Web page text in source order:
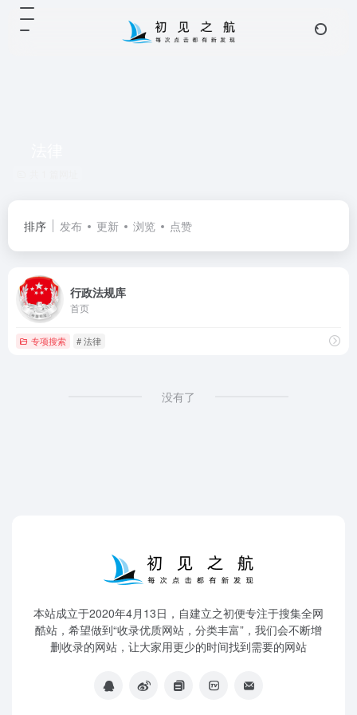
排序 发布 更新 浏览 点赞
行政法规库
首页
专项搜索 # 法律
没有了
本站成立于2020年4月13日，自建立之初便专注于搜集全网
酷站，希望做到“收录优质网站，分类丰富”，我们会不断增
删收录的网站，让大家用更少的时间找到需要的网站